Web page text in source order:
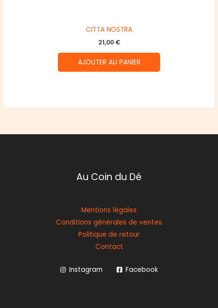
CITTA NOSTRA
21,00 €
AJOUTER AU PANIER
Au Coin du Dé
Mentions légales
Conditions générales de ventes
Politique de retour
Contact
Instagram Facebook